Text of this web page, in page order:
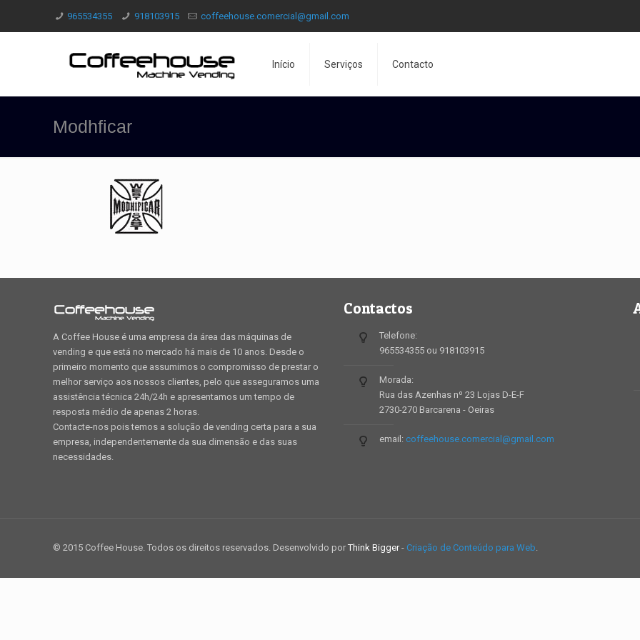
965534355 918103915 coffeehouse.comercial@gmail.com
Início Serviços Contacto
Modhficar
A Coffee House é uma empresa da área das máquinas de
vending e que está no mercado há mais de 10 anos. Desde o
primeiro momento que assumimos o compromisso de prestar o
melhor serviço aos nossos clientes, pelo que asseguramos uma
assistência técnica 24h/24h e apresentamos um tempo de
resposta médio de apenas 2 horas.
Contacte-nos pois temos a solução de vending certa para a sua
empresa, independentemente da sua dimensão e das suas
necessidades.
Contactos
Telefone:
965534355 ou 918103915
Morada:
Rua das Azenhas nº 23 Lojas D-E-F
2730-270 Barcarena - Oeiras
email: coffeehouse.comercial@gmail.com
© 2015 Coffee House. Todos os direitos reservados. Desenvolvido porThink Bigger- Criação de Conteúdo para Web.